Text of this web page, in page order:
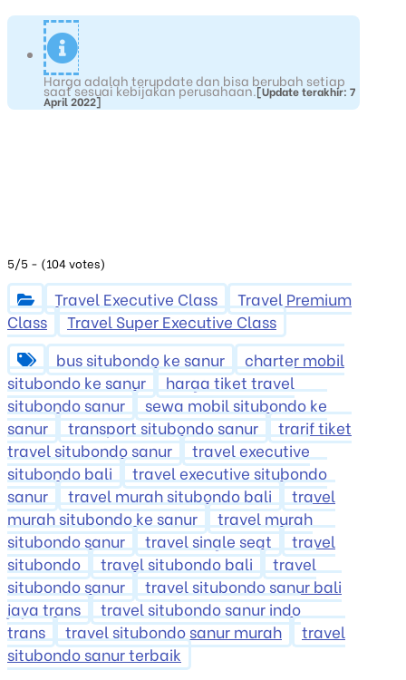
Harga adalah terupdate dan bisa berubah setiap
saat sesuai kebijakan perusahaan.[Update terakhir: 7
April 2022]
5/5 - (104 votes)
Travel Executive Class
Travel Premium
Class
Travel Super Executive Class
bus situbondo ke sanur
charter mobil
situbondo ke sanur
harga tiket travel
situbondo sanur
sewa mobil situbondo ke
sanur
transport situbondo sanur
trarif tiket
travel situbondo sanur
travel executive
situbondo bali
travel executive situbondo
sanur
travel murah situbondo bali
travel
murah situbondo ke sanur
travel murah
situbondo sanur
travel single seat
travel
situbondo
travel situbondo bali
travel
situbondo sanur
travel situbondo sanur bali
jaya trans
travel situbondo sanur indo
trans
travel situbondo sanur murah
travel
situbondo sanur terbaik